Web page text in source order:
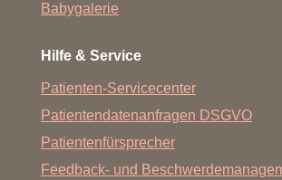
Babygalerie
Hilfe & Service
Patienten-Servicecenter
Patientendatenanfragen DSGVO
Patientenfürsprecher
Feedback- und